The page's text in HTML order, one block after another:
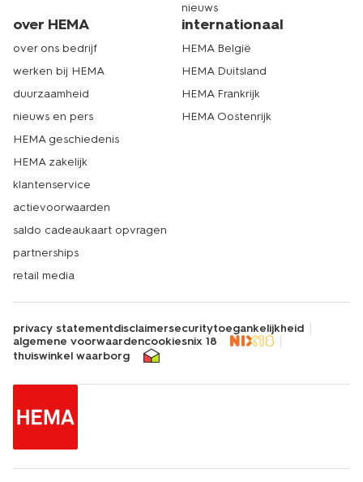
nieuws
over HEMA
over ons bedrijf
werken bij HEMA
duurzaamheid
nieuws en pers
HEMA geschiedenis
HEMA zakelijk
klantenservice
actievoorwaarden
saldo cadeaukaart opvragen
partnerships
retail media
internationaal
HEMA België
HEMA Duitsland
HEMA Frankrijk
HEMA Oostenrijk
privacy statementdisclaimersecuritytoegankelijkheid
algemene voorwaardencookiesnix 18
thuiswinkel waarborg